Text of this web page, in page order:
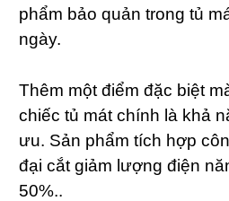
phẩm bảo quản trong tủ
ngày.
Thêm một điểm đặc biệt
chiếc tủ mát chính là khả
ưu. Sản phẩm tích hợp
đại cắt giảm lượng điện
50%..